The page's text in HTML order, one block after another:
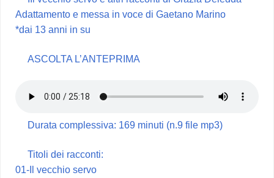
Adattamento e messa in voce di Gaetano Marino
*dai 13 anni in su
ASCOLTA L’ANTEPRIMA
Durata complessiva: 169 minuti (n.9 file mp3)
Titoli dei racconti:
01-Il vecchio servo